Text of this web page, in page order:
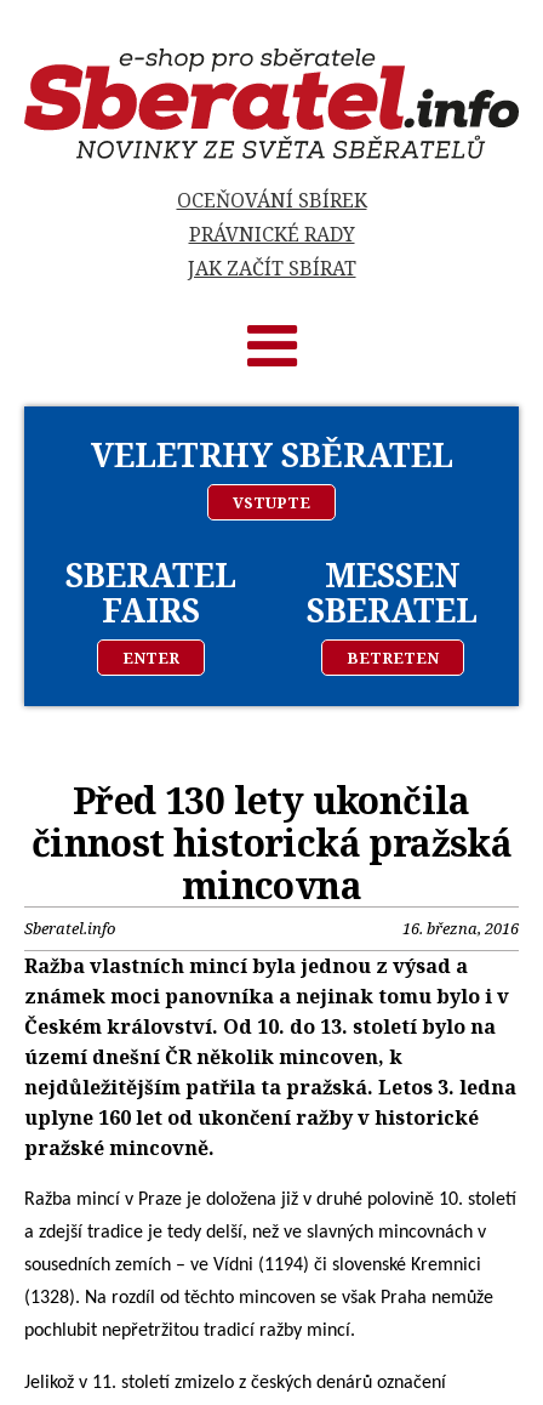
OCEŇOVÁNÍ SBÍREK
PRÁVNICKÉ RADY
JAK ZAČÍT SBÍRAT
VELETRHY SBĚRATEL
VSTUPTE
SBERATEL
FAIRS
ENTER
MESSEN
SBERATEL
BETRETEN
Před 130 lety ukončila
činnost historická pražská
mincovna
Sberatel.info 16. března, 2016
Ražba vlastních mincí byla jednou z výsad a
známek moci panovníka a nejinak tomu bylo i v
Českém království. Od 10. do 13. století bylo na
území dnešní ČR několik mincoven, k
nejdůležitějším patřila ta pražská. Letos 3. ledna
uplyne 160 let od ukončení ražby v historické
pražské mincovně.
Ražba mincí v Praze je doložena již v druhé polovině 10. století
a zdejší tradice je tedy delší, než ve slavných mincovnách v
sousedních zemích – ve Vídni (1194) či slovenské Kremnici
(1328). Na rozdíl od těchto mincoven se však Praha nemůže
pochlubit nepřetržitou tradicí ražby mincí.
Jelikož v 11. století zmizelo z českých denárů označení